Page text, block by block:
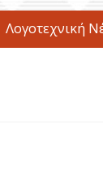
Λογοτεχνική